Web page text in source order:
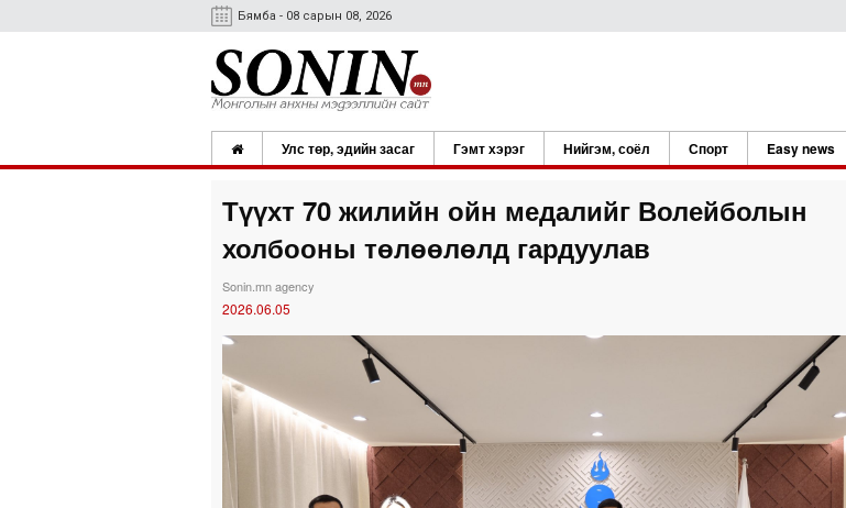
Бямба - 08 сарын 08, 2026
Улс төр, эдийн засаг Гэмт хэрэг Нийгэм, соёл Спорт Easy news
Түүхт 70 жилийн ойн медалийг Волейболын
холбооны төлөөлөлд гардуулав
Sonin.mn agency
2026.06.05